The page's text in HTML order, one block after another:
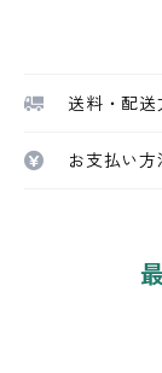
送料・配送
お支払い方